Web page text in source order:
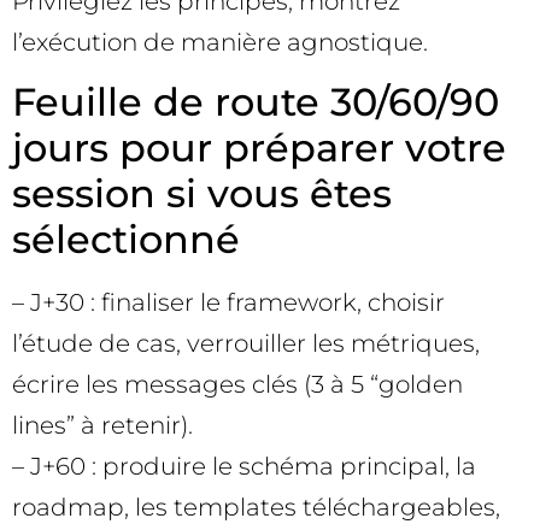
l’exécution de manière agnostique.
Feuille de route 30/60/90
jours pour préparer votre
session si vous êtes
sélectionné
– J+30 : finaliser le framework, choisir
l’étude de cas, verrouiller les métriques,
écrire les messages clés (3 à 5 “golden
lines” à retenir).
– J+60 : produire le schéma principal, la
roadmap, les templates téléchargeables,